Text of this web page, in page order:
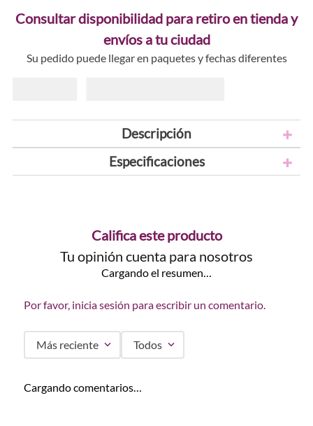
Consultar disponibilidad para retiro en tienda y
envíos a tu ciudad
Su pedido puede llegar en paquetes y fechas diferentes
Descripción
Especificaciones
Califica este producto
Tu opinión cuenta para nosotros
Cargando el resumen…
Por favor, inicia sesión para escribir un comentario.
Más reciente Todos
Cargando comentarios…